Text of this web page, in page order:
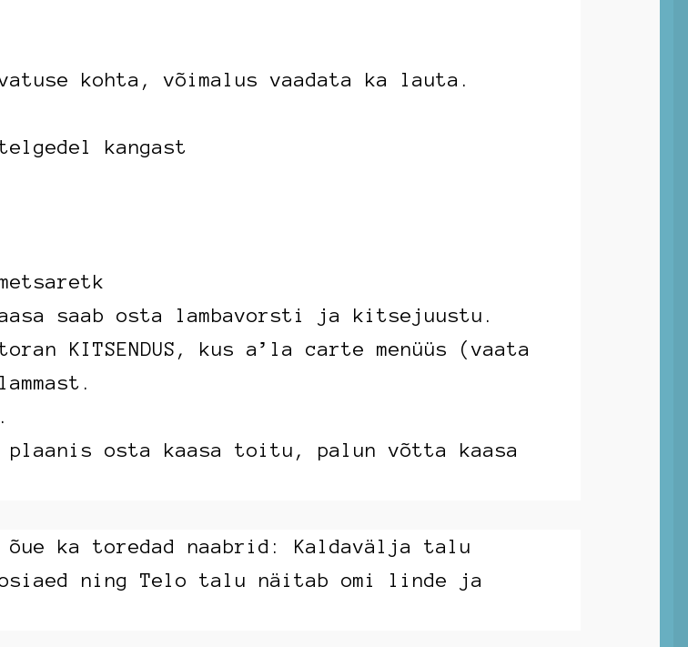
kohta, võimalus vaadata ka lauta.
kangast
saab osta lambavorsti ja kitsejuustu.
KITSENDUS, kus a’la carte menüüs (vaata
plaanis osta kaasa toitu, palun võtta kaasa
õue ka toredad naabrid: Kaldavälja talu
ning Telo talu näitab omi linde ja